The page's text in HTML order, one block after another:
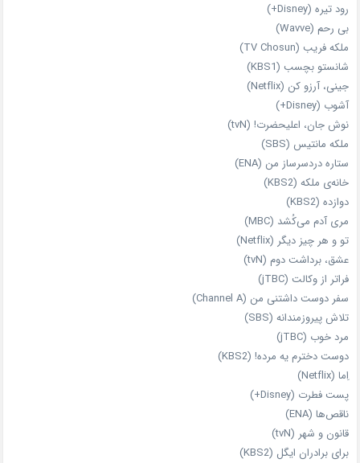
رود تیره (Disney+)
بی‌ رحم (Wavve)
ملکه فریب (TV Chosun)
شانستو بچسب (KBS1)
جینی، آرزو کن (Netflix)
آشوب (Disney+)
نوش جان، اعلیحضرت! (tvN)
ملکه‌ مانتیس (SBS)
ستاره دردسرساز من (ENA)
خانه‌ی ملکه (KBS2)
دوازده (KBS2)
مری آدم می‌کُشد (MBC)
تو و هر چیز دیگر (Netflix)
عشق، برداشت دوم (tvN)
فراتر از وکالت (jTBC)
سفر دوست‌ داشتنی من (Channel A)
تلاش پیروزمندانه (SBS)
مرد خوب (jTBC)
دوست دخترم یه مرده! (KBS2)
اِما (Netflix)
پست فطرت (Disney+)
ناقص‌ها (ENA)
قانون و شهر (tvN)
برای برادران ایگل (KBS2)